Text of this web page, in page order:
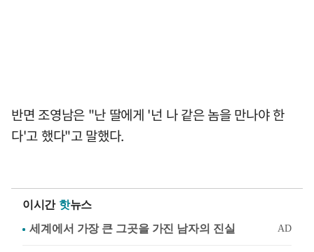
반면 조영남은 "난 딸에게 '넌 나 같은 놈을 만나야 한
다'고 했다"고 말했다.
이시간 핫뉴스